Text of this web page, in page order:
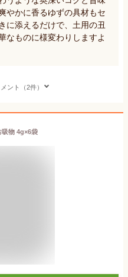
やかに香るゆずの具材もセ
に添えるだけで、土用の丑
なものに様変わりしますよ
ント（2件）
吸物 4g×6袋